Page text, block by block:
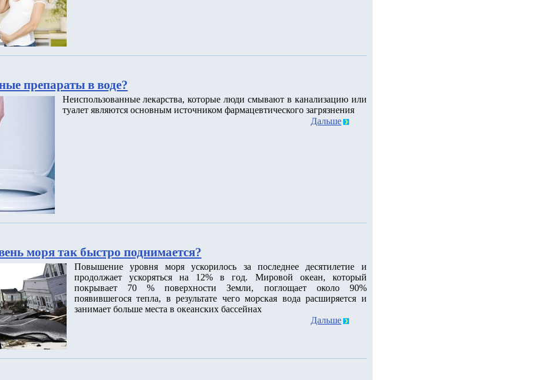
препараты в воде?
Неиспользованные лекарства, которые люди смывают в канализацию или
туалет являются основным источником фармацевтического загрязнения
Дальше
моря так быстро поднимается?
Повышение уровня моря ускорилось за последнее десятилетие и
продолжает ускоряться на 12% в год. Мировой океан, который
покрывает 70 % поверхности Земли, поглощает около 90%
появившегося тепла, в результате чего морская вода расширяется и
занимает больше места в океанских бассейнах
Дальше